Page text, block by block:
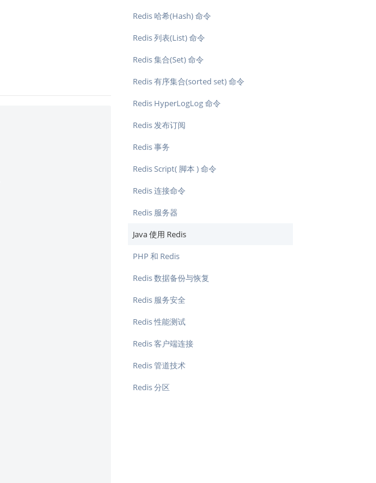
Redis 哈希(Hash) 命令
Redis 列表(List) 命令
Redis 集合(Set) 命令
Redis 有序集合(sorted set) 命令
Redis HyperLogLog 命令
Redis 发布订阅
Redis 事务
Redis Script( 脚本 ) 命令
Redis 连接命令
Redis 服务器
Java 使用 Redis
PHP 和 Redis
Redis 数据备份与恢复
Redis 服务安全
Redis 性能测试
Redis 客户端连接
Redis 管道技术
Redis 分区